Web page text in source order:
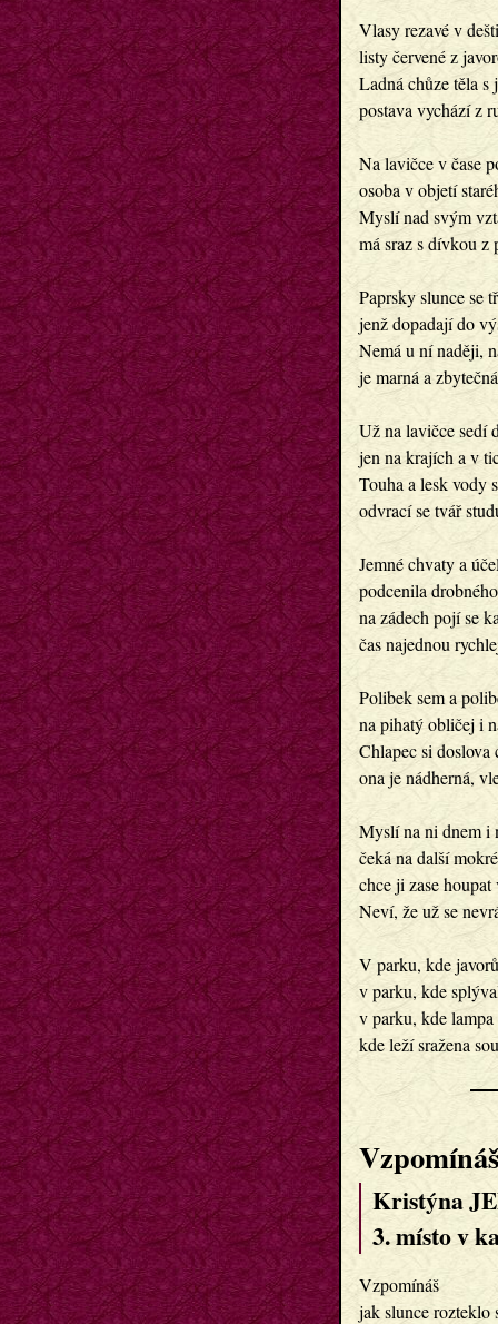
Vlasy rezavé v
listy červené z
Ladná chůze těla s
postava vychází z
Na lavičce v čase
osoba v objetí
Myslí nad svým
má sraz s dívkou z
Paprsky slunce se
jenž dopadají do
Nemá u ní naději,
je marná a
Už na lavičce sedí
jen na krajích a v
Touha a lesk vody
odvrací se tvář
Jemné chvaty a
podcenila
na zádech pojí se
čas najednou
Polibek sem a
na pihatý obličej i
Chlapec si doslova
ona je nádherná,
Myslí na ni dnem i
čeká na další
chce ji zase
Neví, že už se
V parku, kde
v parku, kde
v parku, kde lampa
Vzpomínáš
Kristýna
3. místo v
Vzpomínáš
jak slunce rozteklo